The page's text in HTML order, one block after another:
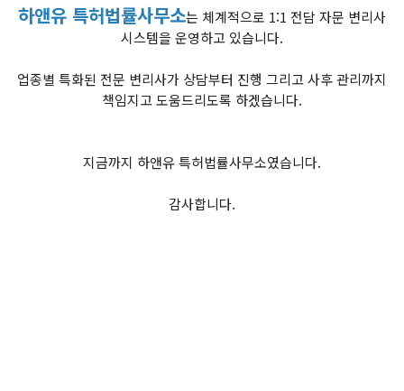
하앤유 특허법률사무소는 체계적으로 1:1 전담 자문 변리사
시스템을 운영하고 있습니다.
업종별 특화된 전문 변리사가 상담부터 진행 그리고 사후 관리까지
책임지고 도움드리도록 하겠습니다.
지금까지 하앤유 특허법률사무소였습니다.
감사합니다.